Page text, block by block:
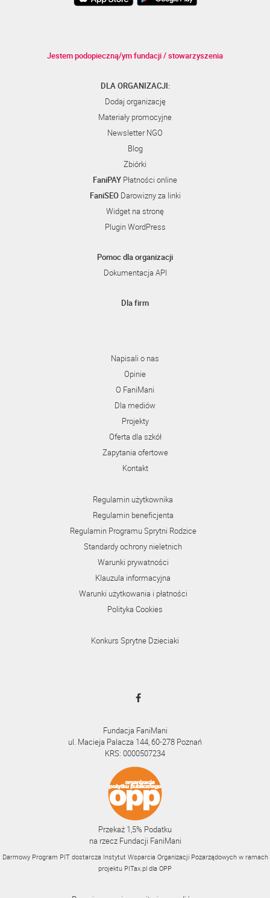
Jestem podopieczną/ym fundacji / stowarzyszenia
DLA ORGANIZACJI:
Dodaj organizację
Materiały promocyjne
Newsletter NGO
Blog
Zbiórki
FaniPAY Płatności online
FaniSEODarowizny za linki
Widget na stronę
Plugin WordPress
Pomoc dla organizacji
Dokumentacja API
Dla firm
Napisali o nas
Opinie
O FaniMani
Dla mediów
Projekty
Oferta dla szkół
Zapytania ofertowe
Kontakt
Regulamin użytkownika
Regulamin beneficjenta
Regulamin Programu Sprytni Rodzice
Standardy ochrony nieletnich
Warunki prywatności
Klauzula informacyjna
Warunki użytkowania i płatności
Polityka Cookies
Konkurs Sprytne Dzieciaki
Fundacja FaniMani
ul. Macieja Palacza 144, 60-278 Poznań
KRS: 0000507234
Przekaż 1,5% Podatku
na rzecz Fundacji FaniMani
Darmowy Program PIT dostarcza Instytut Wsparcia Organizacji Pozarządowych w ramach
projektu PITax.pl dla OPP